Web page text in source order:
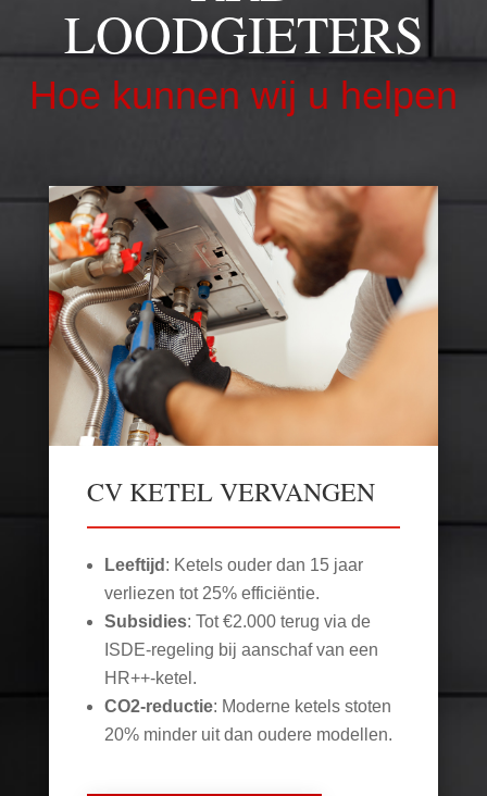
LOODGIETERS
Hoe kunnen wij u helpen
CV KETEL VERVANGEN
Leeftijd : Ketels ouder dan 15 jaar
verliezen tot 25% efficiëntie.
Subsidies: Tot €2.000 terug via de
ISDE-regeling bij aanschaf van een
HR++-ketel.
CO2-reductie: Moderne ketels stoten
20% minder uit dan oudere modellen.